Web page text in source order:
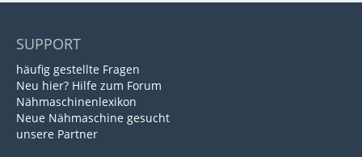
SUPPORT
häufig gestellte Fragen
Neu hier? Hilfe zum Forum
Nähmaschinenlexikon
Neue Nähmaschine gesucht
unsere Partner